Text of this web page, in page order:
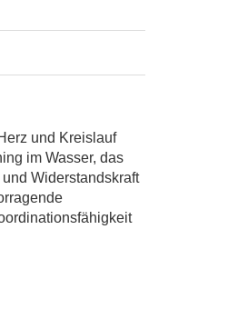
und Kreislauf
im Wasser, das
Widerstandskraft